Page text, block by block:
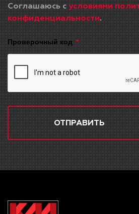
Соглашаюсь с условиями
конфиденциальности.
Проверочный код
ОТПРАВИТЬ